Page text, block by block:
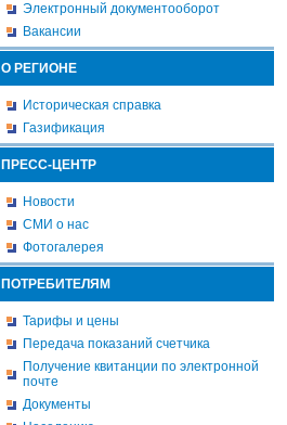
Электронный документооборот
Вакансии
О РЕГИОНЕ
Историческая справка
Газификация
ПРЕСС-ЦЕНТР
Новости
СМИ о нас
Фотогалерея
ПОТРЕБИТЕЛЯМ
Тарифы и цены
Передача показаний счетчика
Получение квитанции по электронной
почте
Документы